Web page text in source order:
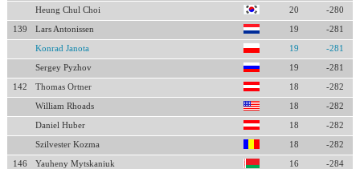
Heung Chul Choi 20 -280
139 Lars Antonissen 19 -281
Konrad Janota 19 -281
Sergey Pyzhov 19 -281
142 Thomas Ortner 18 -282
William Rhoads 18 -282
Daniel Huber 18 -282
Szilvester Kozma 18 -282
146 Yauheny Mytskaniuk 16 -284